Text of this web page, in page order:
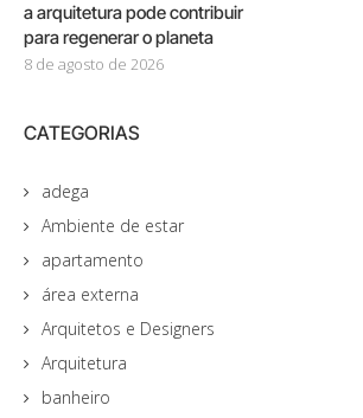
a arquitetura pode contribuir
para regenerar o planeta
8 de agosto de 2026
CATEGORIAS
adega
Ambiente de estar
apartamento
área externa
Arquitetos e Designers
Arquitetura
banheiro